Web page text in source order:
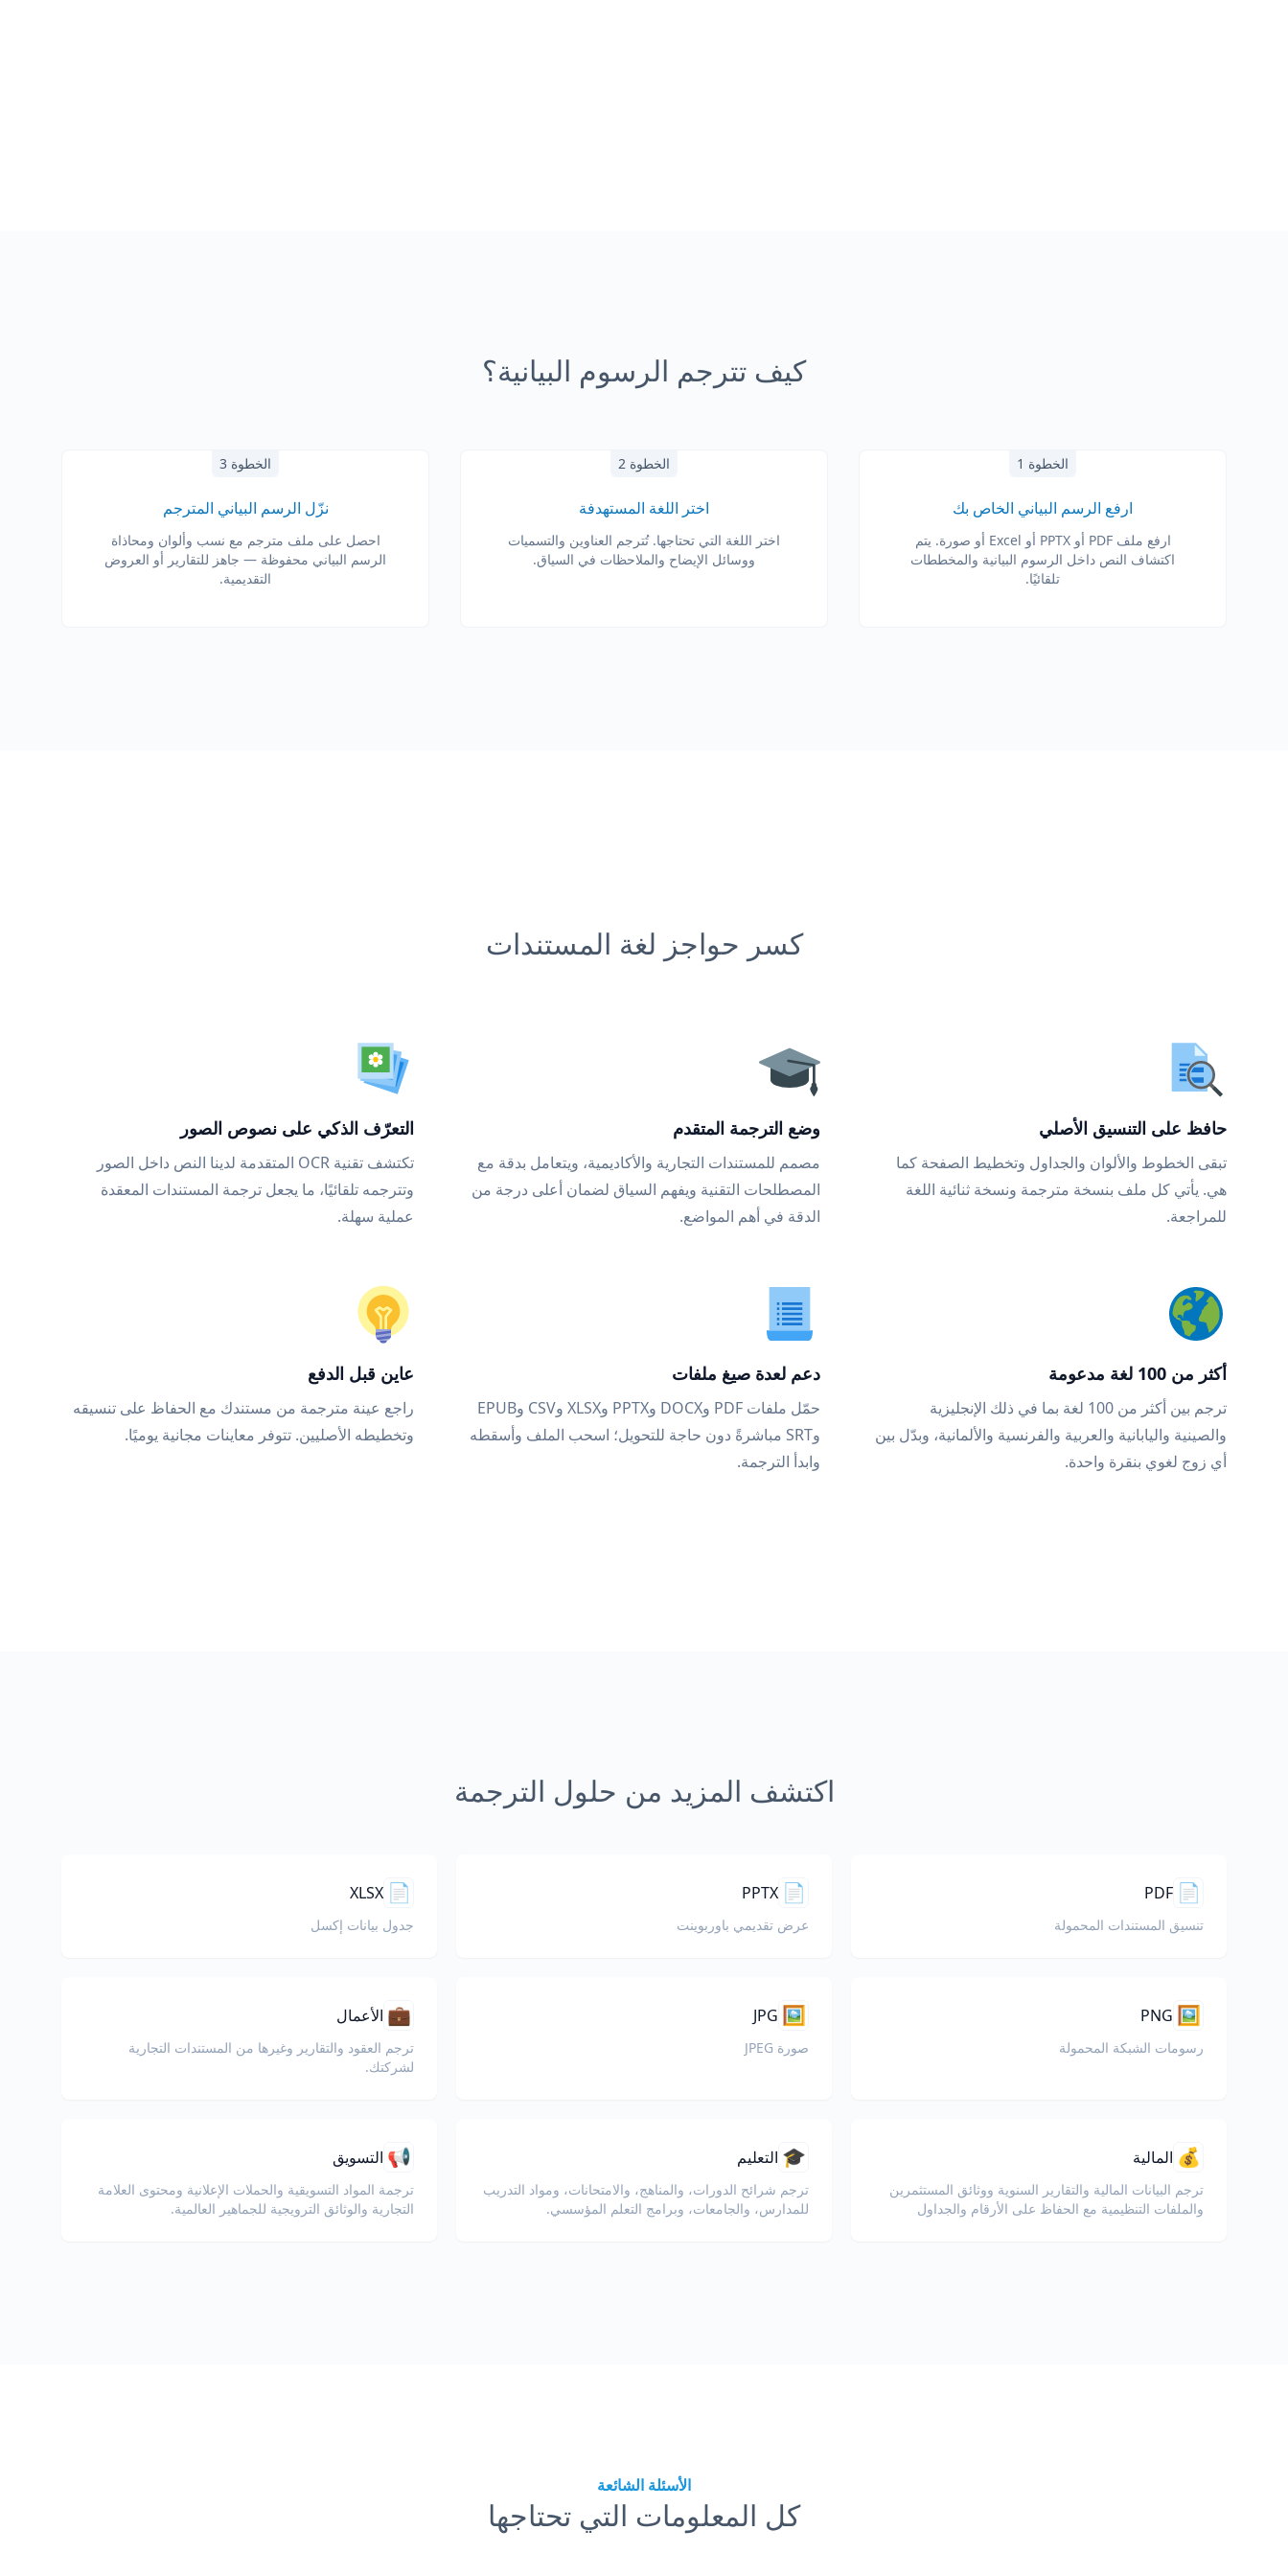
كيف تترجم الرسوم البيانية؟
الخطوة 1
ارفع الرسم البياني الخاص بك
ارفع ملف PDF أو PPTX أو Excel أو صورة. يتم
اكتشاف النص داخل الرسوم البيانية والمخططات
تلقائيًا.
الخطوة 2
اختر اللغة المستهدفة
اختر اللغة التي تحتاجها. تُترجم العناوين والتسميات
ووسائل الإيضاح والملاحظات في السياق.
الخطوة 3
نزّل الرسم البياني المترجم
احصل على ملف مترجم مع نسب وألوان ومحاذاة
الرسم البياني محفوظة — جاهز للتقارير أو العروض
التقديمية.
كسر حواجز لغة المستندات
حافظ على التنسيق الأصلي
تبقى الخطوط والألوان والجداول وتخطيط الصفحة كما
هي. يأتي كل ملف بنسخة مترجمة ونسخة ثنائية اللغة
للمراجعة.
وضع الترجمة المتقدم
مصمم للمستندات التجارية والأكاديمية، ويتعامل بدقة مع
المصطلحات التقنية ويفهم السياق لضمان أعلى درجة من
الدقة في أهم المواضع.
التعرّف الذكي على نصوص الصور
تكتشف تقنية OCR المتقدمة لدينا النص داخل الصور
وتترجمه تلقائيًا، ما يجعل ترجمة المستندات المعقدة
عملية سهلة.
أكثر من 100 لغة مدعومة
ترجم بين أكثر من 100 لغة بما في ذلك الإنجليزية
والصينية واليابانية والعربية والفرنسية والألمانية، وبدّل بين
أي زوج لغوي بنقرة واحدة.
دعم لعدة صيغ ملفات
حمّل ملفات PDF وDOCX وPPTX وXLSX وCSV وEPUB
وSRT مباشرةً دون حاجة للتحويل؛ اسحب الملف وأسقطه
وابدأ الترجمة.
عاين قبل الدفع
راجع عينة مترجمة من مستندك مع الحفاظ على تنسيقه
وتخطيطه الأصليين. تتوفر معاينات مجانية يوميًا.
اكتشف المزيد من حلول الترجمة
📄
PDF
تنسيق المستندات المحمولة
📄
PPTX
عرض تقديمي باوربوينت
📄
XLSX
جدول بيانات إكسل
🖼️
PNG
رسومات الشبكة المحمولة
🖼️
JPG
صورة JPEG
💼 الأعمال
ترجم العقود والتقارير وغيرها من المستندات التجارية
لشركتك.
💰 المالية
ترجم البيانات المالية والتقارير السنوية ووثائق المستثمرين
والملفات التنظيمية مع الحفاظ على الأرقام والجداول
🎓 التعليم
ترجم شرائح الدورات، والمناهج، والامتحانات، ومواد التدريب
للمدارس، والجامعات، وبرامج التعلم المؤسسي.
📢 التسويق
ترجمة المواد التسويقية والحملات الإعلانية ومحتوى العلامة
التجارية والوثائق الترويجية للجماهير العالمية.
الأسئلة الشائعة
كل المعلومات التي تحتاجها